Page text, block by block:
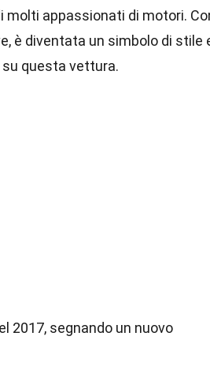
appassionati di motori.
è diventata un simbolo di stile
questa vettura.
2017, segnando un nuovo